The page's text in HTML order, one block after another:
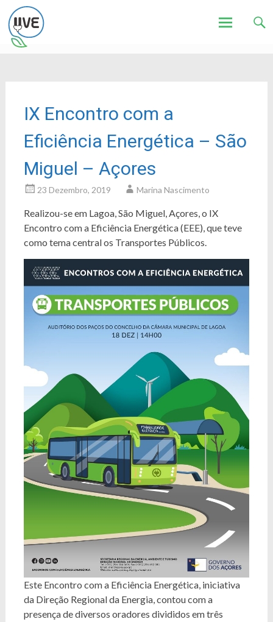
IX Encontro com a
Eficiência Energética – São
Miguel – Açores
23 Dezembro, 2019 Marina Nascimento
Realizou-se em Lagoa, São Miguel, Açores, o IX
Encontro com a Eficiência Energética (EEE), que teve
como tema central os Transportes Públicos.
Este Encontro com a Eficiência Energética, iniciativa
da Direção Regional da Energia, contou com a
presença de diversos oradores divididos em três